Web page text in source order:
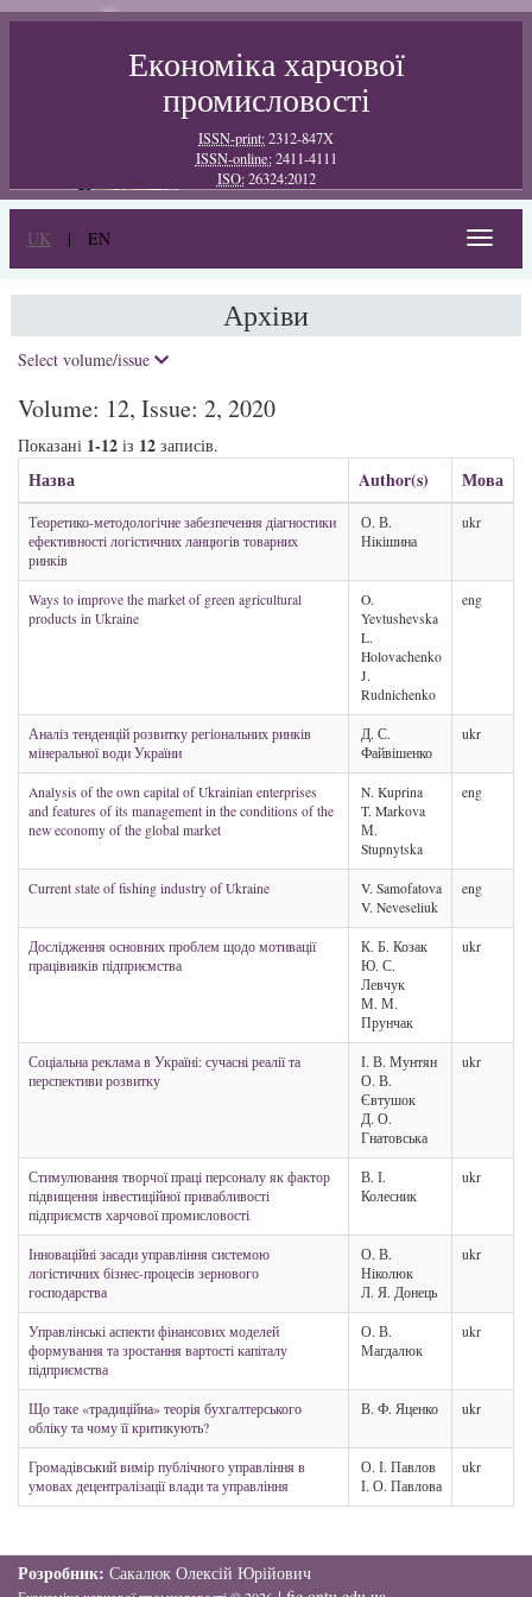
Економіка харчової
промисловості
ISSN-print:2312-847X
ISSN-online:2411-4111
ISO:26324:2012
UK | EN
Toggle
Архіви
Select volume/issue
Volume: 12, Issue: 2, 2020
Показані 1-12 із 12 записів.
Назва Author(s) Мова
Теоретико-методологічне забезпечення діагностики
ефективності логістичних ланцюгів товарних
ринків
О. В.
Нікішина
ukr
Ways to improve the market of green agricultural
products in Ukraine
O.
Yevtushevska
L.
Holovachenko
J.
Rudnichenko
eng
Аналіз тенденцій розвитку регіональних ринків
мінеральної води України
Д. С.
Файвішенко
ukr
Analysis of the own capital of Ukrainian enterprises
and features of its management in the conditions of the
new economy of the global market
N. Kuprina
T. Markova
М.
Stupnytska
eng
Current state of fishing industry of Ukraine
V. Samofatova
V. Neveseliuk
eng
Дослідження основних проблем щодо мотивації
працівників підприємства
К. Б. Козак
Ю. С.
Левчук
М. М.
Прунчак
ukr
Соціальна реклама в Україні: сучасні реалії та
перспективи розвитку
І. В. Мунтян
О. В.
Євтушок
Д. О.
Гнатовська
ukr
Стимулювання творчої праці персоналу як фактор
підвищення інвестиційної привабливості
підприємств харчової промисловості
В. І.
Колесник
ukr
Інноваційні засади управління системою
логістичних бізнес-процесів зернового
господарства
О. В.
Ніколюк
Л. Я. Донець
ukr
Управлінські аспекти фінансових моделей
формування та зростання вартості капіталу
підприємства
О. В.
Магдалюк
ukr
Що таке «традиційна» теорія бухгалтерського
обліку та чому її критикують?
В. Ф. Яценко ukr
Громадівський вимір публічного управління в
умовах децентралізації влади та управління
О. І. Павлов
І. О. Павлова
ukr
Розробник: Сакалюк Олексій Юрійович